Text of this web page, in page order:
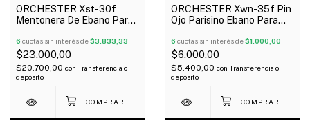
ORCHESTER Xst-30f
Mentonera De Ebano Para
6 cuotas sin interés de$3.833,33
$23.000,00
$20.700,00 con Transferencia o
depósito
ORCHESTER Xwn-35f Pin
Ojo Parisino Ebano Para
6 cuotas sin interés de$1.000,00
$6.000,00
$5.400,00 con Transferencia o
depósito